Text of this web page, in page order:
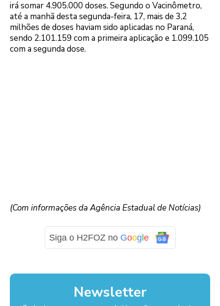
irá somar 4.905.000 doses. Segundo o Vacinômetro,
até a manhã desta segunda-feira, 17, mais de 3,2
milhões de doses haviam sido aplicadas no Paraná,
sendo 2.101.159 com a primeira aplicação e 1.099.105
com a segunda dose.
(Com informações da Agência Estadual de Notícias)
Siga o H2FOZ no Google
Newsletter